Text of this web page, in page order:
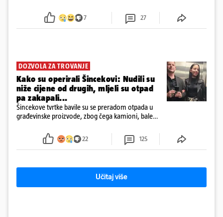
7 27
DOZVOLA ZA TROVANJE
Kako su operirali Šincekovi: Nudili su
niže cijene od drugih, mljeli su otpad
pa zakapali...
Šincekove tvrtke bavile su se preradom otpada u
građevinske proizvode, zbog čega kamioni, bale
22 125
Učitaj više